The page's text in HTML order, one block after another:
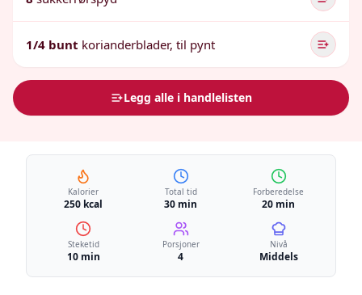
1/4 bunt korianderblader, til pynt
Legg alle i handlelisten
Kalorier
250 kcal
Total tid
30 min
Forberedelse
20 min
Steketid
10 min
Porsjoner
4
Nivå
Middels